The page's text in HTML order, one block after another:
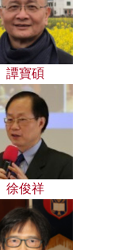
譚寶碩
徐俊祥